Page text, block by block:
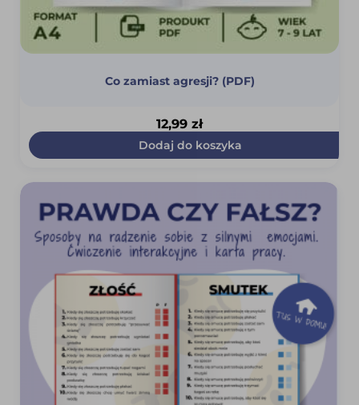
Co zamiast agresji? (PDF)
12,99 zł
Dodaj do koszyka